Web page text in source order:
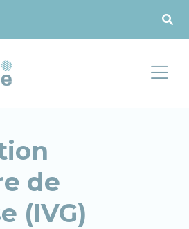
de
(IVG)